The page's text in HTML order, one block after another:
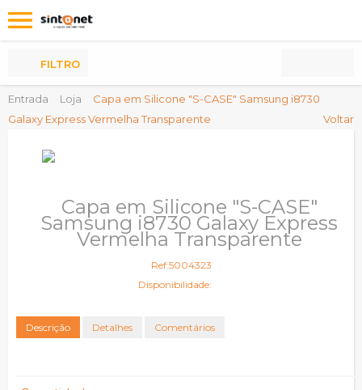
Entrada Loja
Capa em Silicone "S-CASE" Samsung i8730
Galaxy Express Vermelha Transparente
Voltar
FILTRO
Capa em Silicone "S-CASE"
Samsung i8730 Galaxy Express
Vermelha Transparente
Ref:5004323
Disponibilidade:
Descrição Detalhes Comentários